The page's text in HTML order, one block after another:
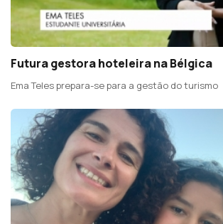
Futura gestora hoteleira na Bélgica
Ema Teles prepara-se para a gestão do turismo